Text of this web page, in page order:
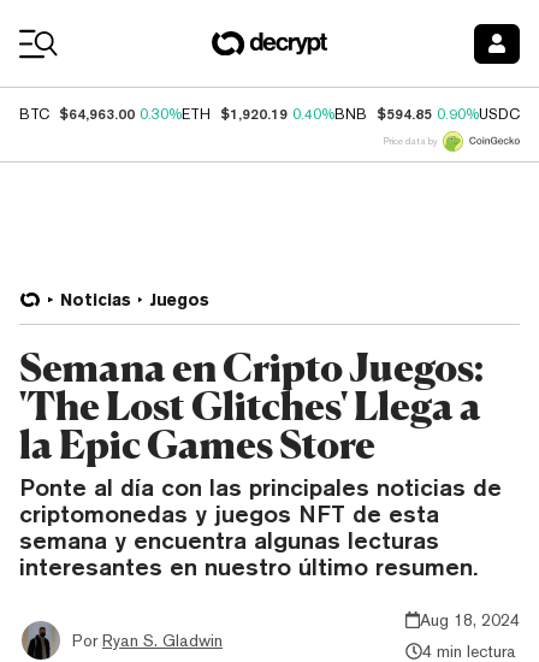
BTC $64,963.00 0.30%ETH $1,920.19 0.40%BNB $594.85 0.90%USDC
Price data by
Noticias Juegos
Semana en Cripto Juegos:
'The Lost Glitches' Llega a
la Epic Games Store
Ponte al día con las principales noticias de
criptomonedas y juegos NFT de esta
semana y encuentra algunas lecturas
interesantes en nuestro último resumen.
Por Ryan S. Gladwin
Aug 18, 2024
4 min lectura